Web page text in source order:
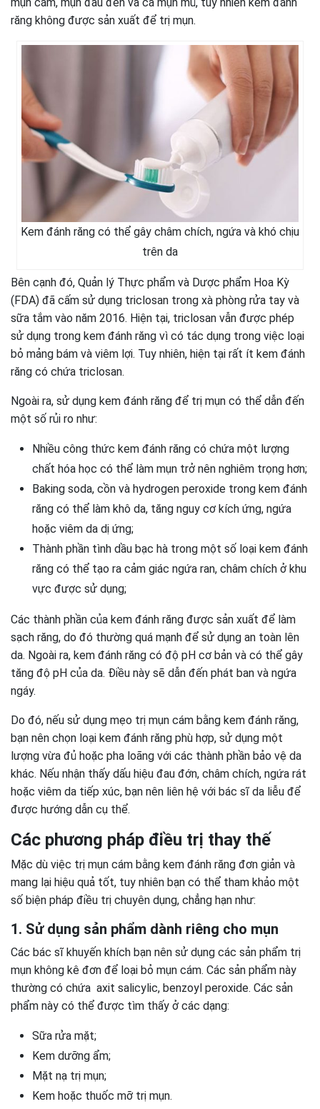
mụn cám, mụn đầu đen và cả mụn mủ, tuy nhiên kem đánh
răng không được sản xuất để trị mụn.
Kem đánh răng có thể gây châm chích, ngứa và khó chịu
trên da
Bên cạnh đó, Quản lý Thực phẩm và Dược phẩm Hoa Kỳ
(FDA) đã cấm sử dụng triclosan trong xà phòng rửa tay và
sữa tắm vào năm 2016. Hiện tại, triclosan vẫn được phép
sử dụng trong kem đánh răng vì có tác dụng trong việc loại
bỏ mảng bám và viêm lợi. Tuy nhiên, hiện tại rất ít kem đánh
răng có chứa triclosan.
Ngoài ra, sử dụng kem đánh răng để trị mụn có thể dẫn đến
một số rủi ro như:
Nhiều công thức kem đánh răng có chứa một lượng
chất hóa học có thể làm mụn trở nên nghiêm trọng hơn;
Baking soda, cồn và hydrogen peroxide trong kem đánh
răng có thể làm khô da, tăng nguy cơ kích ứng, ngứa
hoặc viêm da dị ứng;
Thành phần tình dầu bạc hà trong một số loại kem đánh
răng có thể tạo ra cảm giác ngứa ran, châm chích ở khu
vực được sử dụng;
Các thành phần của kem đánh răng được sản xuất để làm
sạch răng, do đó thường quá mạnh để sử dụng an toàn lên
da. Ngoài ra, kem đánh răng có độ pH cơ bản và có thể gây
tăng độ pH của da. Điều này sẽ dẫn đến phát ban và ngứa
ngáy.
Do đó, nếu sử dụng mẹo trị mụn cám bằng kem đánh răng,
bạn nên chọn loại kem đánh răng phù hợp, sử dụng một
lượng vừa đủ hoặc pha loãng với các thành phần bảo vệ da
khác. Nếu nhận thấy dấu hiệu đau đớn, châm chích, ngứa rát
hoặc viêm da tiếp xúc, bạn nên liên hệ với bác sĩ da liễu để
được hướng dẫn cụ thể.
Các phương pháp điều trị thay thế
Mặc dù việc trị mụn cám bằng kem đánh răng đơn giản và
mang lại hiệu quả tốt, tuy nhiên bạn có thể tham khảo một
số biện pháp điều trị chuyên dụng, chẳng hạn như:
1. Sử dụng sản phẩm dành riêng cho mụn
Các bác sĩ khuyến khích bạn nên sử dụng các sản phẩm trị
mụn không kê đơn để loại bỏ mụn cám. Các sản phẩm này
thường có chứa axit salicylic, benzoyl peroxide. Các sản
phẩm này có thể được tìm thấy ở các dạng:
Sữa rửa mặt;
Kem dưỡng ẩm;
Mặt nạ trị mụn;
Kem hoặc thuốc mỡ trị mụn.